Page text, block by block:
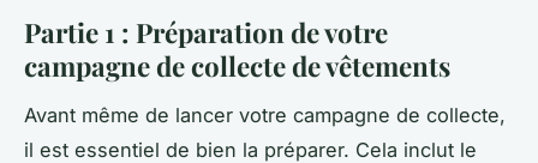
Partie 1 : Préparation de votre
campagne de collecte de vêtements
Avant même de lancer votre campagne de collecte,
il est essentiel de bien la préparer. Cela inclut le